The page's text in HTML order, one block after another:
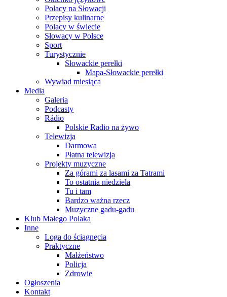
Polacy na Słowacji
Przepisy kulinarne
Polacy w świecie
Słowacy w Polsce
Sport
Turystycznie
Słowackie perełki
Mapa-Słowackie perełki
Wywiad miesiąca
Media
Galeria
Podcasty
Rádio
Polskie Radio na żywo
Telewizja
Darmowa
Płatna telewizja
Projekty muzyczne
Za górami za lasami za Tatrami
To ostatnia niedziela
Tu i tam
Bardzo ważna rzecz
Muzyczne gadu-gadu
Klub Małego Polaka
Inne
Loga do ściągnęcia
Praktyczne
Małżeństwo
Policja
Zdrowie
Ogłoszenia
Kontakt